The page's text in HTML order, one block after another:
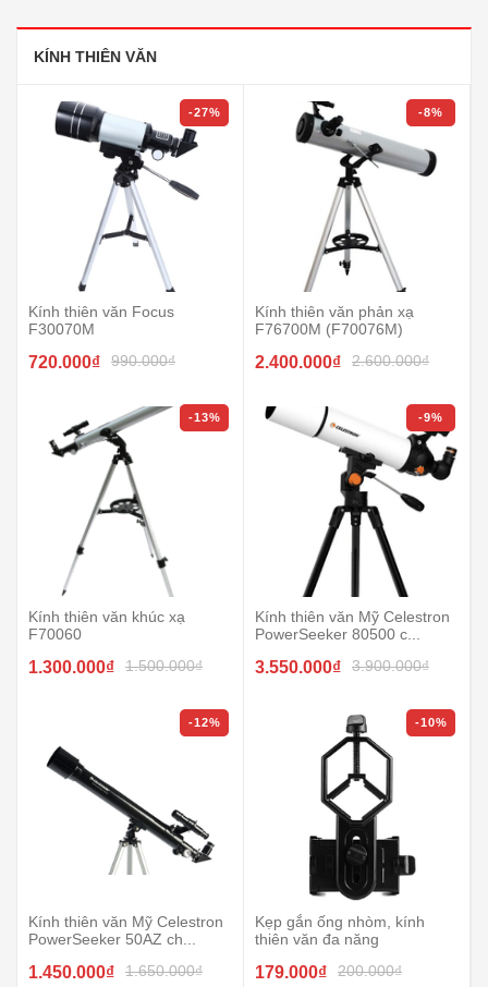
KÍNH THIÊN VĂN
-27%
Kính thiên văn Focus
F30070M
720.000₫ 990.000₫
-13%
Kính thiên văn khúc xạ
F70060
1.300.000₫ 1.500.000₫
-12%
Kính thiên văn Mỹ Celestron
PowerSeeker 50AZ ch...
1.450.000₫ 1.650.000₫
-8%
Kính thiên văn phản xạ
F76700M (F70076M)
2.400.000₫ 2.600.000₫
-9%
Kính thiên văn Mỹ Celestron
PowerSeeker 80500 c...
3.550.000₫ 3.900.000₫
-10%
Kẹp gắn ống nhòm, kính
thiên văn đa năng
179.000₫ 200.000₫